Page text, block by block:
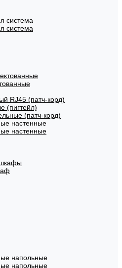
система
система
RJ45 (патч-корд)
(пигтейл)
(патч-корд)
настенные
настенные
шкафы
напольные
напольные